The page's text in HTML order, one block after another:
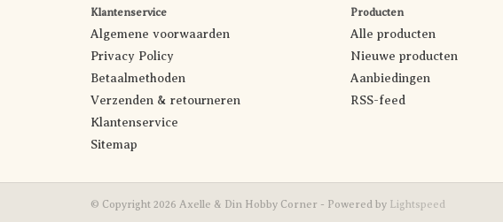
Klantenservice
Algemene voorwaarden
Privacy Policy
Betaalmethoden
Verzenden & retourneren
Klantenservice
Sitemap
Producten
Alle producten
Nieuwe producten
Aanbiedingen
RSS-feed
© Copyright 2026 Axelle & Din Hobby Corner - Powered by Lightspeed